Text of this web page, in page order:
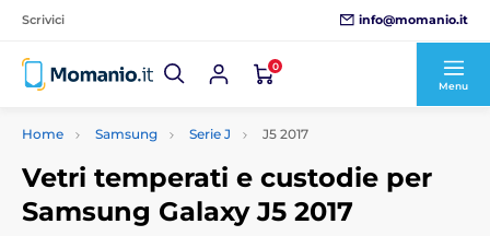
Scrivici info@momanio.it
0
Menu
Home Samsung Serie J J5 2017
Vetri temperati e custodie per
Samsung Galaxy J5 2017